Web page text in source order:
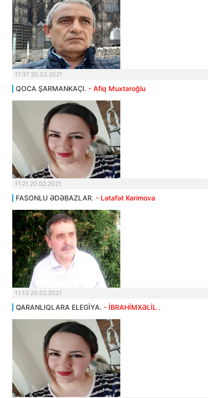
11:37 20.02.2021
QOCA ŞARMANKAÇI. - Afiq Muxtaroğlu
11:21 20.02.2021
FASONLU ƏDƏBAZLAR. - Lətafət Kərimova
11:13 20.02.2021
QARANLIQLARA ELEGİYA. - İBRAHİMXƏLİL .